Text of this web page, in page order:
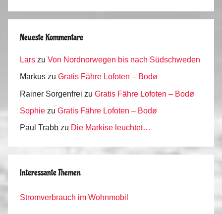
Neueste Kommentare
Lars zu Von Nordnorwegen bis nach Südschweden
Markus zu Gratis Fähre Lofoten – Bodø
Rainer Sorgenfrei zu Gratis Fähre Lofoten – Bodø
Sophie zu Gratis Fähre Lofoten – Bodø
Paul Trabb zu Die Markise leuchtet…
Interessante Themen
Stromverbrauch im Wohnmobil